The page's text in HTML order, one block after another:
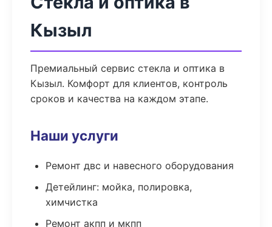
Кызыл
Премиальный сервис стекла и оптика в
Кызыл. Комфорт для клиентов, контроль
сроков и качества на каждом этапе.
Наши услуги
Ремонт двс и навесного оборудования
Детейлинг: мойка, полировка,
химчистка
Ремонт акпп и мкпп